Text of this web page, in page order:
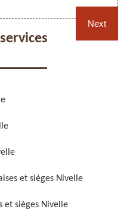
Cannage fauteuil, chaises
et sièges 59Next
et sièges Nivelle
et sièges Nivelle